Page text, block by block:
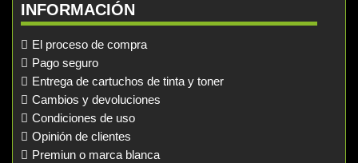
INFORMACIÓN
El proceso de compra
Pago seguro
Entrega de cartuchos de tinta y toner
Cambios y devoluciones
Condiciones de uso
Opinión de clientes
Premiun o marca blanca